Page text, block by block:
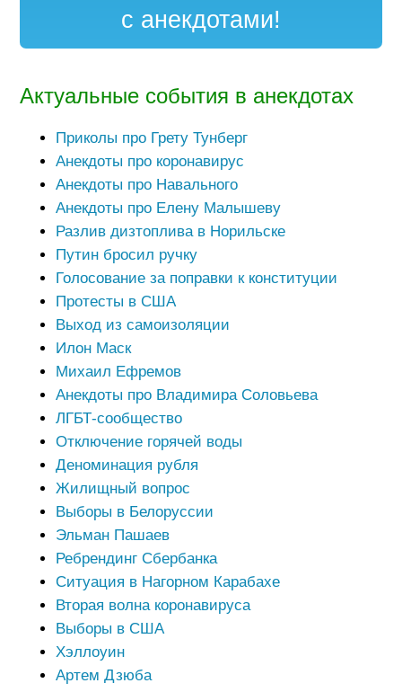
с анекдотами!
Актуальные события в анекдотах
Приколы про Грету Тунберг
Анекдоты про коронавирус
Анекдоты про Навального
Анекдоты про Елену Малышеву
Разлив дизтоплива в Норильске
Путин бросил ручку
Голосование за поправки к конституции
Протесты в США
Выход из самоизоляции
Илон Маск
Михаил Ефремов
Анекдоты про Владимира Соловьева
ЛГБТ-сообщество
Отключение горячей воды
Деноминация рубля
Жилищный вопрос
Выборы в Белоруссии
Эльман Пашаев
Ребрендинг Сбербанка
Ситуация в Нагорном Карабахе
Вторая волна коронавируса
Выборы в США
Хэллоуин
Артем Дзюба